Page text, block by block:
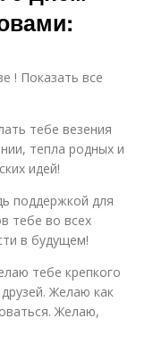
! Показать все
тебе везения
тепла родных и
идей!
поддержкой для
тебе во всех
в будущем!
тебе крепкого
Желаю как
Желаю,